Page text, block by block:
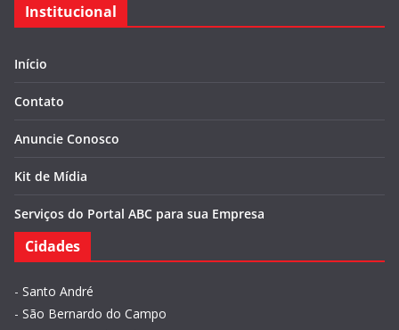
Institucional
Início
Contato
Anuncie Conosco
Kit de Mídia
Serviços do Portal ABC para sua Empresa
Cidades
- Santo André
- São Bernardo do Campo